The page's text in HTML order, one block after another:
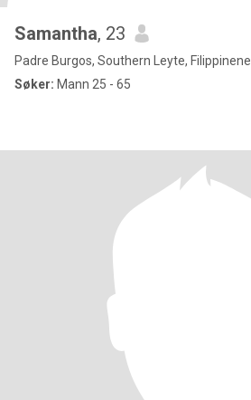
Samantha, 23
Padre Burgos, Southern Leyte, Filippinene
Søker: Mann 25 - 65